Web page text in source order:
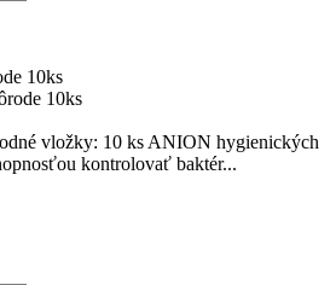
10ks
vložky: 10 ks ANION hygienických
kontrolovať baktér...